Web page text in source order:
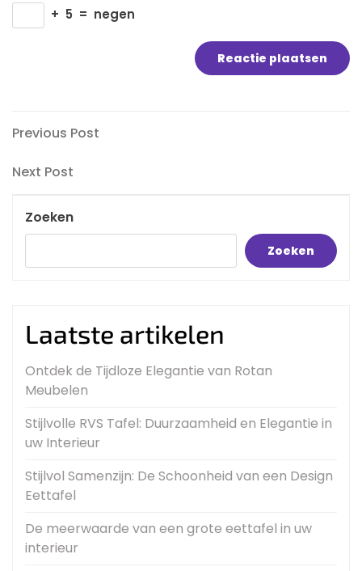
+ 5 = negen
Bericht
navigatie
Previous
Previous Post
Next
Next Post
Zoeken
Zoeken
Laatste artikelen
Ontdek de Tijdloze Elegantie van Rotan
Meubelen
Stijlvolle RVS Tafel: Duurzaamheid en Elegantie in
uw Interieur
Stijlvol Samenzijn: De Schoonheid van een Design
Eettafel
De meerwaarde van een grote eettafel in uw
interieur